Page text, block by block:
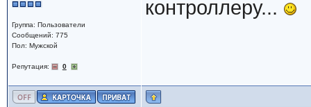
Группа: Пользователи
Сообщений: 775
Пол: Мужской
Репутация: 0
контроллеру...